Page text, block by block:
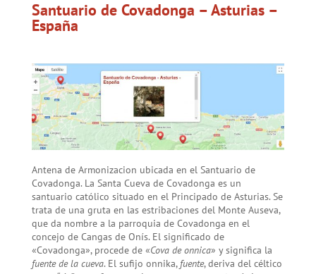
Santuario de Covadonga – Asturias –
España
Antena de Armonizacion ubicada en el Santuario de
Covadonga. La Santa Cueva de Covadonga es un
santuario católico situado en el Principado de Asturias. Se
trata de una gruta en las estribaciones del Monte Auseva,
que da nombre a la parroquia de Covadonga en el
concejo de Cangas de Onís. El significado de
«Covadonga», procede de «Cova de onnica» y significa la
fuente de la cueva. El sufijo onnika, fuente, deriva del céltico